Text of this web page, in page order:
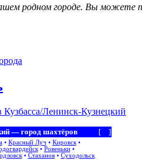
родном городе. Вы можете
Ленинск-Кузнецкий
[+ ]
— город шахтёров
• Красный Луч• Кировск•
• Ровеньки•
• Стаханов• Суходольск